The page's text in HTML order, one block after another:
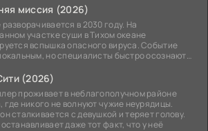
миссия (2026)
в 2030 году. На
участке суши в Тихом океане
вспышка опасного вируса. Событие
но специалисты быстро осознают:
(2026)
проживает в неблагополучном районе
где никого не волнуют чужие неурядицы.
сталкивается с девушкой и теряет голову.
даже тот факт, что у неё